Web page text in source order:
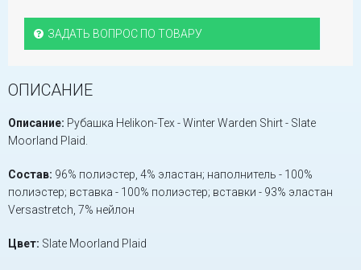
ЗАДАТЬ ВОПРОС ПО ТОВАРУ
ОПИСАНИЕ
Описание: Рубашка Helikon-Tex - Winter Warden Shirt - Slate
Moorland Plaid.
Состав: 96% полиэстер, 4% эластан; наполнитель - 100%
полиэстер; вставка - 100% полиэстер; вставки - 93% эластан
Versastretch, 7% нейлон
Цвет: Slate Moorland Plaid